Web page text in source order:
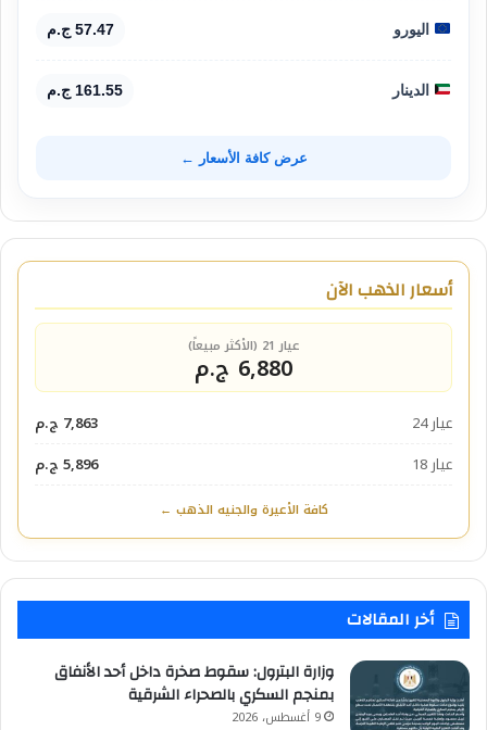
اليورو 57.47 ج.م
الدينار 161.55 ج.م
عرض كافة الأسعار ←
أسعار الذهب الآن
عيار 21 (الأكثر مبيعاً)
6,880 ج.م
عيار 24
7,863 ج.م
عيار 18
5,896 ج.م
كافة الأعيرة والجنيه الذهب ←
أخر المقالات
وزارة البترول: سقوط صخرة داخل أحد الأنفاق
بمنجم السكري بالصحراء الشرقية
9 أغسطس، 2026